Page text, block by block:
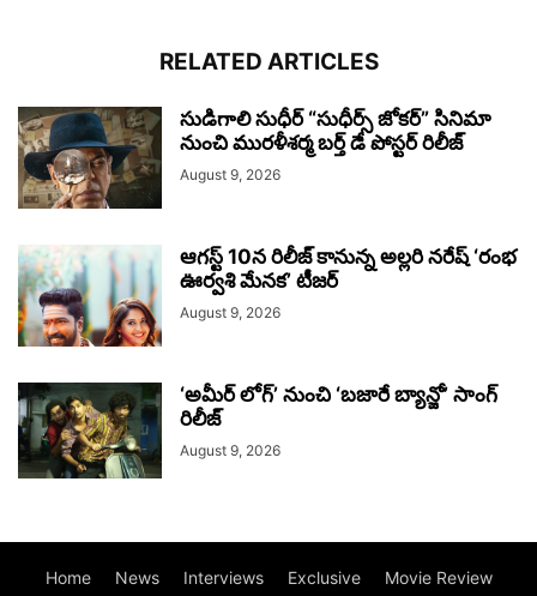
RELATED ARTICLES
సుడిగాలి సుధీర్ “సుధీర్స్ జోకర్” సినిమా
నుంచి మురళీశర్మ బర్త్ డే పోస్టర్ రిలీజ్
August 9, 2026
ఆగస్ట్ 10న రిలీజ్ కానున్న అల్లరి నరేష్ ‘రంభ
ఊర్వశి మేనక’ టీజర్
August 9, 2026
‘అమీర్ లోగ్’ నుంచి ‘బజారే బ్యాన్జో’ సాంగ్
రిలీజ్
August 9, 2026
Home News Interviews Exclusive Movie Review